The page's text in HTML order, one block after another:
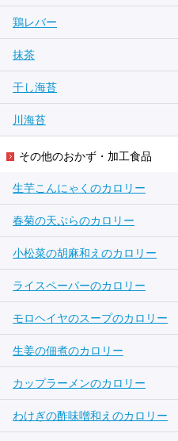
鶏レバー
抹茶
干し海苔
川海苔
その他のおかず・加工食品
生芋こんにゃくのカロリー
春菊の天ぷらのカロリー
小松菜の胡麻和えのカロリー
ライスペーパーのカロリー
モロヘイヤのスープのカロリー
生姜の佃煮のカロリー
カップラーメンのカロリー
わけぎの酢味噌和えのカロリー